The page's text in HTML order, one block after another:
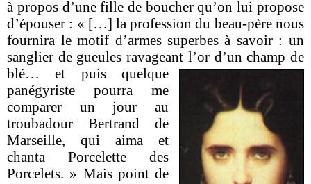
à propos d’une fille de boucher qu’on lui propose
d’épouser : « […] la profession du beau-père nous
fournira le motif d’armes superbes à savoir : un
sanglier de gueules ravageant l’or d’un champ de
blé… et puis quelque
panégyriste pourra me
comparer un jour au
troubadour Bertrand de
Marseille, qui aima et
chanta Porcelette des
Porcelets. » Mais point de